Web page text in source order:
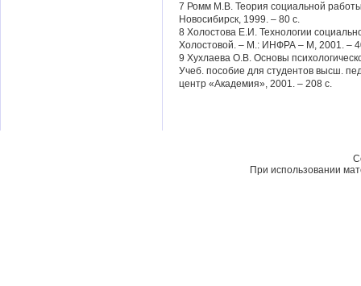
7 Ромм М.В. Теория социальной
Новосибирск, 1999. – 80 с.
8 Холостова Е.И. Технологии
Холостовой. – М.: ИНФРА – М, 2001. –
9 Хухлаева О.В. Основы
Учеб. пособие для студентов высш.
центр «Академия», 2001. – 208 с.
При использовании